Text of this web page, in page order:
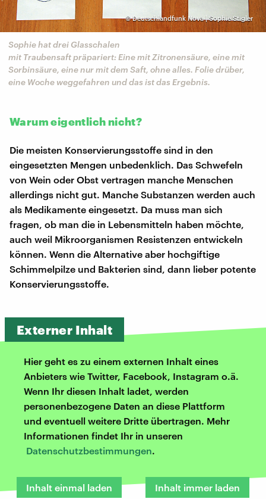
©Deutschlandfunk Nova | Sophie Stigler
Sophie hat drei Glasschalen
mit Traubensaft präpariert: Eine mit Zitronensäure, eine mit
Sorbinsäure, eine nur mit dem Saft, ohne alles. Folie drüber,
eine Woche weggefahren und das ist das Ergebnis.
Warum eigentlich nicht?
Die meisten Konservierungsstoffe sind in den
eingesetzten Mengen unbedenklich. Das Schwefeln
von Wein oder Obst vertragen manche Menschen
allerdings nicht gut. Manche Substanzen werden auch
als Medikamente eingesetzt. Da muss man sich
fragen, ob man die in Lebensmitteln haben möchte,
auch weil Mikroorganismen Resistenzen entwickeln
können. Wenn die Alternative aber hochgiftige
Schimmelpilze und Bakterien sind, dann lieber potente
Konservierungsstoffe.
Externer Inhalt
Hier geht es zu einem externen Inhalt eines
Anbieters wie Twitter, Facebook, Instagram o.ä.
Wenn Ihr diesen Inhalt ladet, werden
personenbezogene Daten an diese Plattform
und eventuell weitere Dritte übertragen. Mehr
Informationen findet Ihr in unseren
Datenschutzbestimmungen.
Inhalt einmal laden Inhalt immer laden